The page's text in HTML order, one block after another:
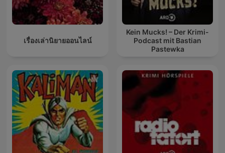
เรื่องเล่านิยายออนไลน์
Kein Mucks! – Der Krimi-
Podcast mit Bastian
Pastewka